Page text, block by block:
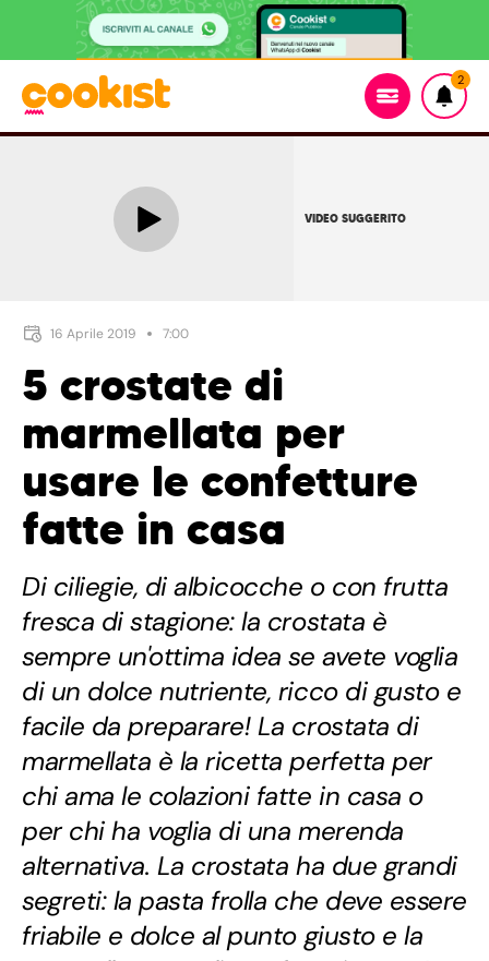
2
VIDEO SUGGERITO
16 Aprile 2019 7:00
5 crostate di
marmellata per
usare le confetture
fatte in casa
Di ciliegie, di albicocche o con frutta
fresca di stagione: la crostata è
sempre un'ottima idea se avete voglia
di un dolce nutriente, ricco di gusto e
facile da preparare! La crostata di
marmellata è la ricetta perfetta per
chi ama le colazioni fatte in casa o
per chi ha voglia di una merenda
alternativa. La crostata ha due grandi
segreti: la pasta frolla che deve essere
friabile e dolce al punto giusto e la